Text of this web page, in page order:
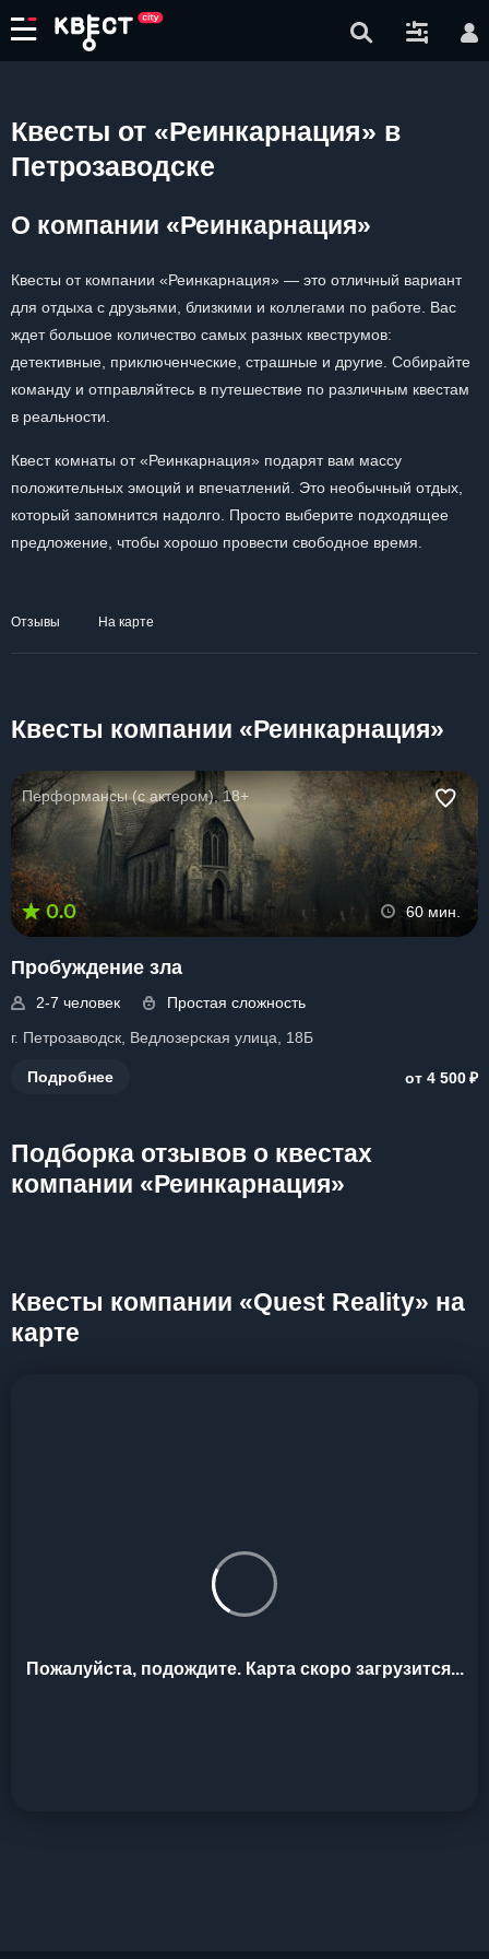
Квесты от «Реинкарнация» в
Петрозаводске
О компании «Реинкарнация»
Квесты от компании «Реинкарнация» — это отличный вариант
для отдыха с друзьями, близкими и коллегами по работе. Вас
ждет большое количество самых разных квеструмов:
детективные, приключенческие, страшные и другие. Собирайте
команду и отправляйтесь в путешествие по различным квестам
в реальности.
Квест комнаты от «Реинкарнация» подарят вам массу
положительных эмоций и впечатлений. Это необычный отдых,
который запомнится надолго. Просто выберите подходящее
предложение, чтобы хорошо провести свободное время.
Отзывы На карте
Квесты компании «Реинкарнация»
Перформансы (с актером), 18+
0.0 60 мин.
Пробуждение зла
2-7 человек
Простая сложность
г. Петрозаводск, Ведлозерская улица, 18Б
Подробнее от 4 500₽
Подборка отзывов о квестах
компании «Реинкарнация»
Квесты компании «Quest Reality» на
карте
Пожалуйста, подождите. Карта скоро загрузится...